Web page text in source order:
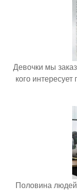
Девочки мы
кого
Половина людей